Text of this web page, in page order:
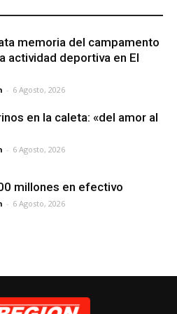
memoria del campamento
actividad deportiva en El
- 6 Agosto, 2026
en la caleta: «del amor al
- 6 Agosto, 2026
millones en efectivo
- 6 Agosto, 2026